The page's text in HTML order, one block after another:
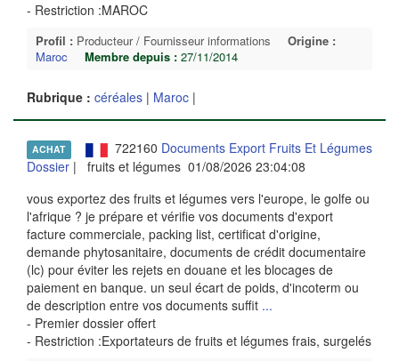
- Restriction :MAROC
Profil : Producteur / Fournisseur informations
Origine :
Maroc
Membre depuis : 27/11/2014
Rubrique : céréales | Maroc |
ACHAT 722160 Documents Export Fruits Et Légumes
Dossier | fruits et légumes 01/08/2026 23:04:08
vous exportez des fruits et légumes vers l'europe, le golfe ou
l'afrique ? je prépare et vérifie vos documents d'export
facture commerciale, packing list, certificat d'origine,
demande phytosanitaire, documents de crédit documentaire
(lc) pour éviter les rejets en douane et les blocages de
paiement en banque. un seul écart de poids, d'incoterm ou
de description entre vos documents suffit ...
- Premier dossier offert
- Restriction :Exportateurs de fruits et légumes frais, surgelés